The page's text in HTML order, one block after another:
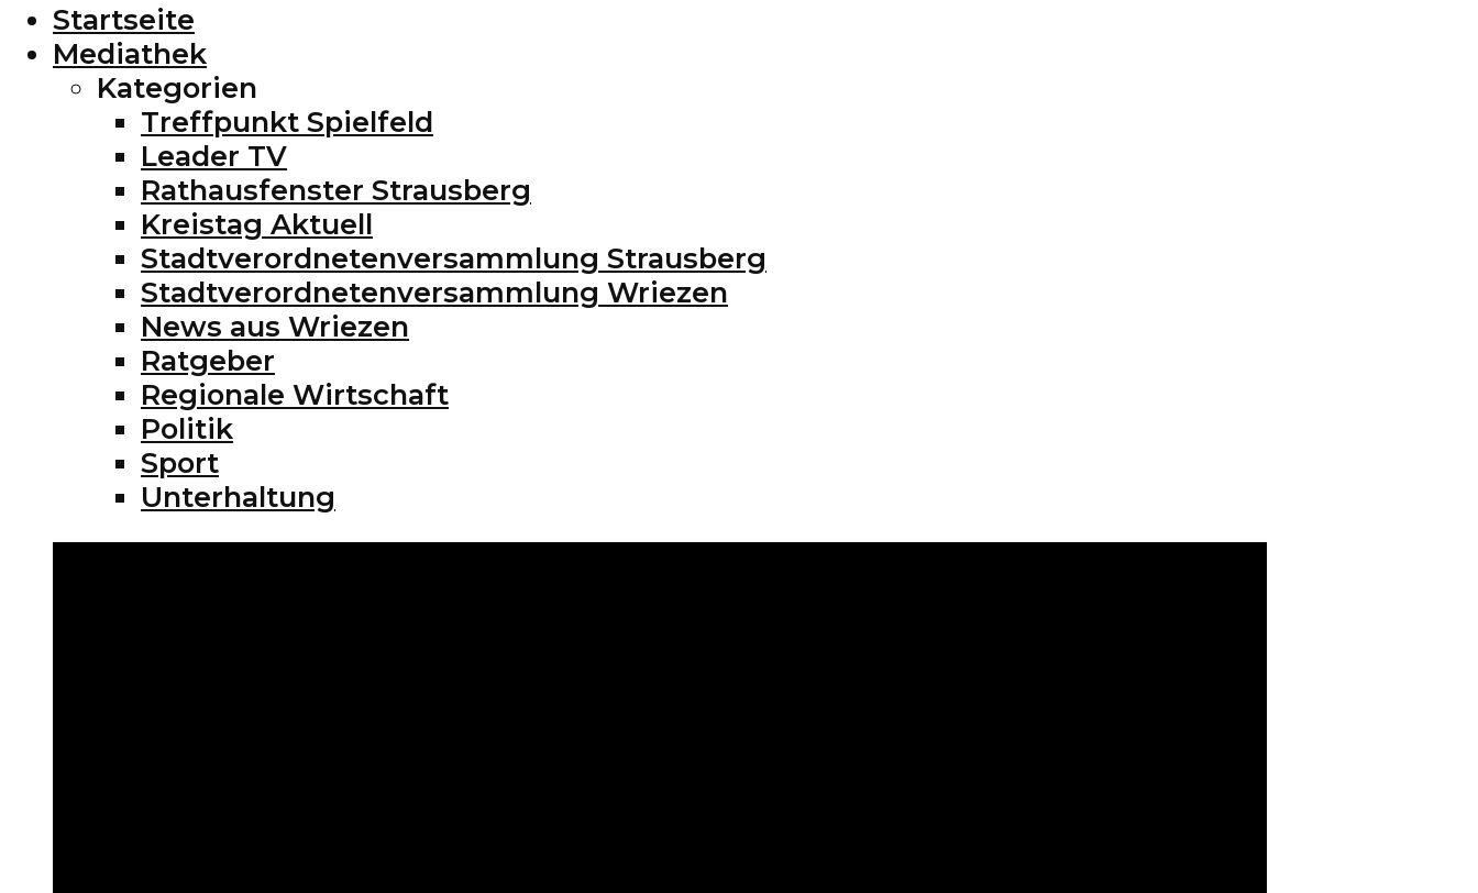
Startseite
Mediathek
Kategorien
Treffpunkt Spielfeld
Leader TV
Rathausfenster Strausberg
Kreistag Aktuell
Stadtverordnetenversammlung Strausberg
Stadtverordnetenversammlung Wriezen
News aus Wriezen
Ratgeber
Regionale Wirtschaft
Politik
Sport
Unterhaltung